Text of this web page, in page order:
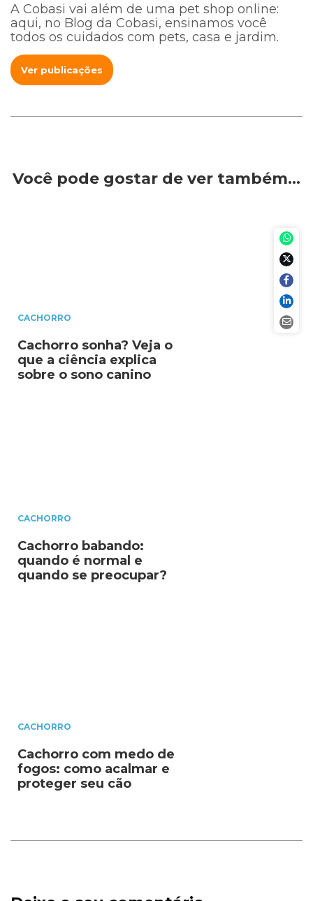
A Cobasi vai além de uma pet shop online:
aqui, no Blog da Cobasi, ensinamos você
todos os cuidados com pets, casa e jardim.
Ver publicações
Você pode gostar de ver também…
CACHORRO
Cachorro sonha? Veja o
que a ciência explica
sobre o sono canino
CACHORRO
Cachorro babando:
quando é normal e
quando se preocupar?
CACHORRO
Cachorro com medo de
fogos: como acalmar e
proteger seu cão